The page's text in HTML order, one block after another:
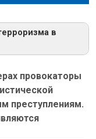
в
провокаторы
преступлениям.